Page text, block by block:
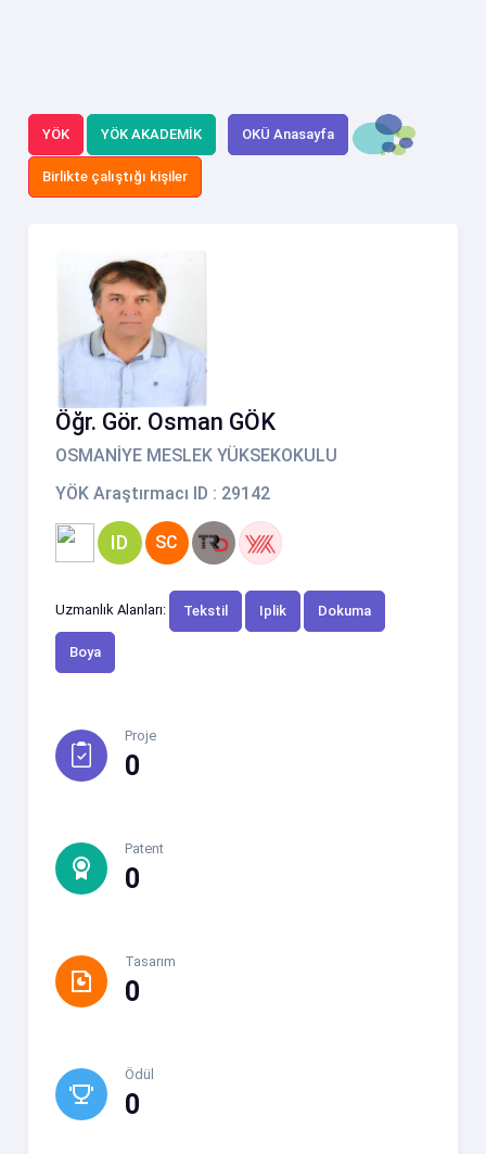
YÖK YÖK AKADEMİK OKÜ Anasayfa
Birlikte çalıştığı kişiler
Öğr. Gör. Osman GÖK
OSMANİYE MESLEK YÜKSEKOKULU
YÖK Araştırmacı ID : 29142
ID SC
Uzmanlık Alanları: Tekstil Iplik Dokuma
Boya
Proje
0
Patent
0
Tasarım
0
Ödül
0